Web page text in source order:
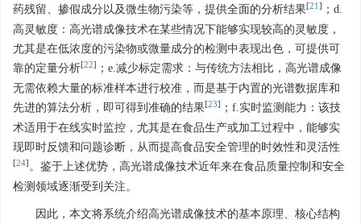
药残留、掺假成分以及微生物污染等，提供全面的分析结果[21 ]
；d.
高灵敏度：高光谱成像技术在某些情况下能够实现较高的灵敏度，
尤其是在低浓度的污染物或微量成分的检测中表现出色，可提供可
靠的定量分析[22]
；e.减少标定需求：与传统方法相比，高光谱成像
无需依赖大量的标准样本进行校准，而是基于内置的光谱数据库和
先进的算法分析，即可得到准确的结果[23]
；f.实时监测能力：该技
术适用于在线实时监控，尤其是在食品生产或加工过程中，能够实
现即时反馈和问题诊断，从而提高食品安全管理的时效性和灵活性
[24] 。鉴于上述优势，高光谱成像技术近年来在食品质量控制和安全
检测领域逐渐受到关注。
因此，本文将系统介绍高光谱成像技术的基本原理、核心结构